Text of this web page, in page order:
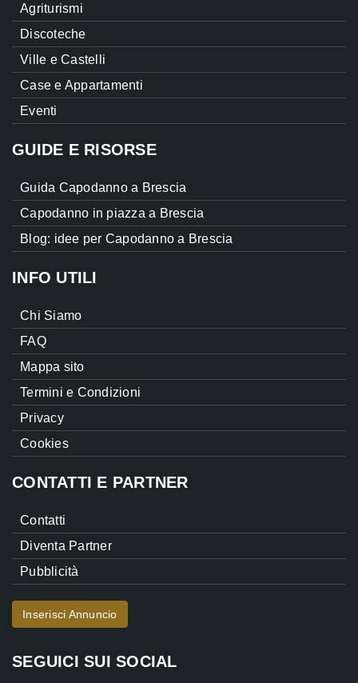
Agriturismi
Discoteche
Ville e Castelli
Case e Appartamenti
Eventi
GUIDE E RISORSE
Guida Capodanno a Brescia
Capodanno in piazza a Brescia
Blog: idee per Capodanno a Brescia
INFO UTILI
Chi Siamo
FAQ
Mappa sito
Termini e Condizioni
Privacy
Cookies
CONTATTI E PARTNER
Contatti
Diventa Partner
Pubblicità
Inserisci Annuncio
SEGUICI SUI SOCIAL